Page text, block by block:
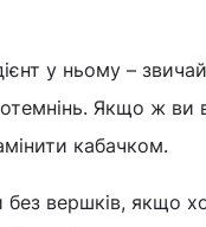
у ньому –
Якщо ж ви
кабачком.
вершків, якщо